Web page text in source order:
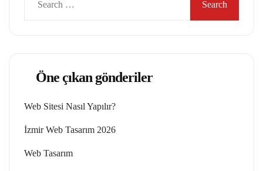
Öne çıkan gönderiler
Web Sitesi Nasıl Yapılır?
İzmir Web Tasarım 2026
Web Tasarım